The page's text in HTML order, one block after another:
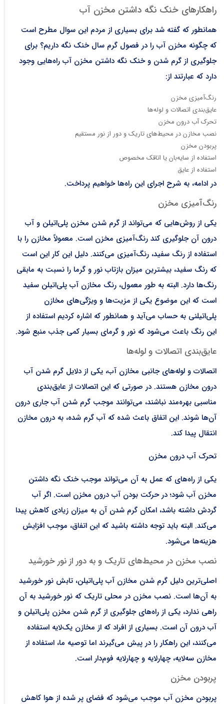
راهکارهای خنک نگه داشتن مخزن آب
همانطور که گفته‌ شد برای بسیاری از مردم این سوال مطرح است
که چگونه مخزن آب را در فصول گرم سال خنک نگه داریم؟ برای
جلوگیری از گرم شدن و خنک نگه داشتن مخزن آب راه‌هایی وجود
دارد که عبارتند از:
رنگ‌آمیزی مخزن
عایق‌بندی اتصالات و لوله‌ها
تحرک آب درون مخزن
نصب مخازن در محیط‌های تاریک و دور از نور مستقیم
پربودن مخزن
استفاده از سایه‌بان یا اتاقک مخصوص
استفاده از عایق
در ادامه، به شرح اجرای این راه‌ها خواهیم پرداخت.
رنگ‌آمیزی مخزن
یکی از روش‌هایی که می‌تواند از گرم شدن مخزن پلی‌اتیلن و آب
درون آن جلوگیری کند رنگ‌آمیزی مخزن است. معمولاً مخازن را با
استفاده از رنگ سفید، رنگ‌آمیزی می‌کنند. دلیل این کار این است
که رنگ سفید، بیشترین میزان بازتاب نور و گرما را نسبت به مابقی
رنگ‌ها دارد. البته به طور معمول، رنگ مخازن آب پلی‌اتیلن سفید
است که این موضوع یکی از مزیت‌ها و ویژگی‌های مخازن
پلی‌اتیلنی به حساب می‌آید و همانطور که اشاره کردیم استفاده از
این رنگ باعث می‌شود که نور و گرمای بسیار کمی جذب منبع شود.
عایق‌بندی اتصالات و لوله‌ها
اتصالات و لوله‌های جانبی مخازن آب، یکی از دلایل گرم شدن آب
درون مخازن هستند. در صورتی که این اتصالات از عایق‌بندی
مناسبی بهره‌مند نباشند، می‌توانند موجب گرم شدن آب جاری درون
آن‌ها شوند. این اتفاق باعث شده که آب گرم شده، به درون مخازن
انتقال پیدا کند.
تحرک آب درون مخزن
یکی از راه‌های که عمل به آن می‌تواند موجب خنک نگه داشتن
مخزن آب شود؛ در حرکت بودن آب درون مخزن است. اگر آب
گردش داشته باشد، امکان گرم شدن آن به میزان زیادی کاهش پیدا
می‌کند. البته باید توجه داشته باشید که این اتفاق، موجب افزایش
هزینه‌ها می‌شود.
نصب مخزن در محیط‌های تاریک و به دور از نور خورشید
اصلی‌ترین دلیل گرم شدن مخازن آب پلی‌اتیلن، تابش نور خورشید
به آن‌ها است. نصب مخزن در محلی تاریک که نور خورشید به آن
راهی ندارد، یکی از راه‌های جلوگیری از گرم شدن مخزن پلی‌اتیلن و
آب درون آن است. بسیاری از افراد که از مخازن یک‌لایه استفاده
می‌کنند، این راهکار را در پیش می‌گیرند اما توصیه ما، استفاده از
مخازن سه‌لایه، چهارلایه و چهارلایه فوم‌دار است.
پربودن مخزن
پربودن مخزن آب موجب می‌شود که فضای پر شده از هوا کاهش